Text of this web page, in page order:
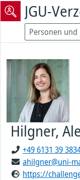
JGU-
Hilgner,
+49 6131 39
ahilgner@uni-
https://